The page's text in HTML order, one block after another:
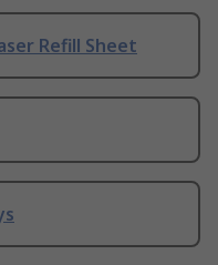
Refill Sheet